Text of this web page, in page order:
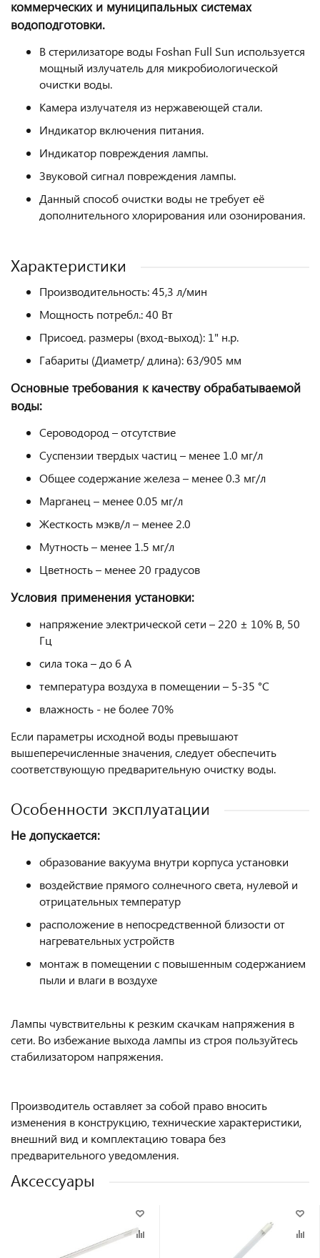
коммерческих и муниципальных системах
водоподготовки.
В стерилизаторе воды Foshan Full Sun используется
мощный излучатель для микробиологической
очистки воды.
Камера излучателя из нержавеющей стали.
Индикатор включения питания.
Индикатор повреждения лампы.
Звуковой сигнал повреждения лампы.
Данный способ очистки воды не требует её
дополнительного хлорирования или озонирования.
Характеристики
Производительность: 45,3 л/мин
Мощность потребл.: 40 Вт
Присоед. размеры (вход-выход): 1" н.р.
Габариты (Диаметр/ длина): 63/905 мм
Основные требования к качеству обрабатываемой
воды:
Сероводород – отсутствие
Суспензии твердых частиц – менее 1.0 мг/л
Общее содержание железа – менее 0.3 мг/л
Марганец – менее 0.05 мг/л
Жесткость мэкв/л – менее 2.0
Мутность – менее 1.5 мг/л
Цветность – менее 20 градусов
Условия применения установки:
напряжение электрической сети – 220 ± 10% В, 50
Гц
сила тока – до 6 А
температура воздуха в помещении – 5-35 °С
влажность - не более 70%
Если параметры исходной воды превышают
вышеперечисленные значения, следует обеспечить
соответствующую предварительную очистку воды.
Особенности эксплуатации
Не допускается:
образование вакуума внутри корпуса установки
воздействие прямого солнечного света, нулевой и
отрицательных температур
расположение в непосредственной близости от
нагревательных устройств
монтаж в помещении с повышенным содержанием
пыли и влаги в воздухе
Лампы чувствительны к резким скачкам напряжения в
сети. Во избежание выхода лампы из строя пользуйтесь
стабилизатором напряжения.
Производитель оставляет за собой право вносить
изменения в конструкцию, технические характеристики,
внешний вид и комплектацию товара без
предварительного уведомления.
Аксессуары